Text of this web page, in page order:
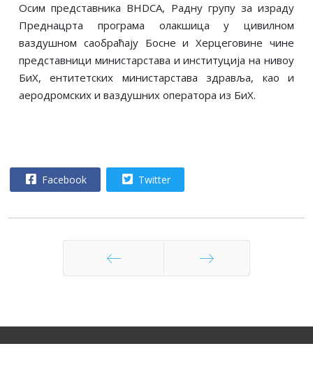
Осим представника BHDCA, Радну групу за израду
Преднацрта програма олакшица у цивилном
ваздушном саобраћају Босне и Херцеговине чине
представници министарстава и институција на нивоу
БиХ, ентитетских министарстава здравља, као и
аеродромских и ваздушних оператора из БиХ.
Facebook Twitter